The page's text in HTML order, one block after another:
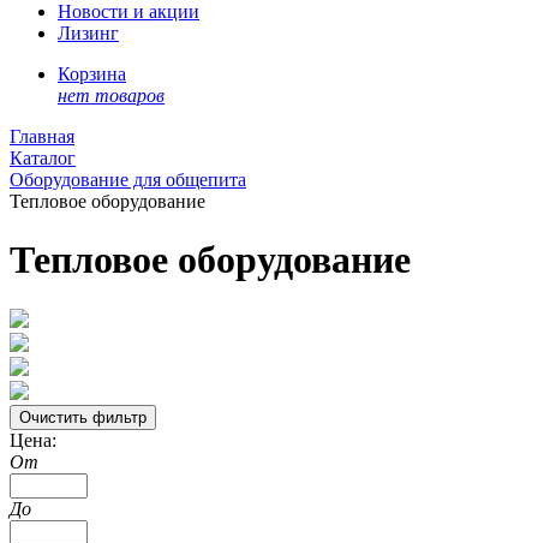
Новости и акции
Лизинг
Корзина
нет товаров
Главная
Каталог
Оборудование для общепита
Тепловое оборудование
Тепловое оборудование
Цена:
От
До